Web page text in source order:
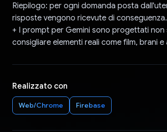
Riepilogo: per ogni domanda posta
risposte vengono ricevute di conseguenza.
+ I prompt per Gemini sono progettati
consigliare elementi reali come film, brani
Realizzato con
Web/Chrome Firebase